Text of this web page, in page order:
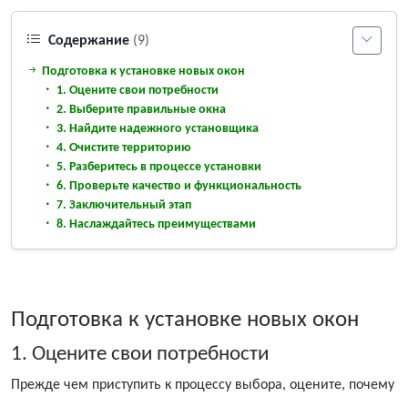
Содержание (9)
Подготовка к установке новых окон
1. Оцените свои потребности
2. Выберите правильные окна
3. Найдите надежного установщика
4. Очистите территорию
5. Разберитесь в процессе установки
6. Проверьте качество и функциональность
7. Заключительный этап
8. Наслаждайтесь преимуществами
Подготовка к установке новых окон
1. Оцените свои потребности
Прежде чем приступить к процессу выбора, оцените, почему